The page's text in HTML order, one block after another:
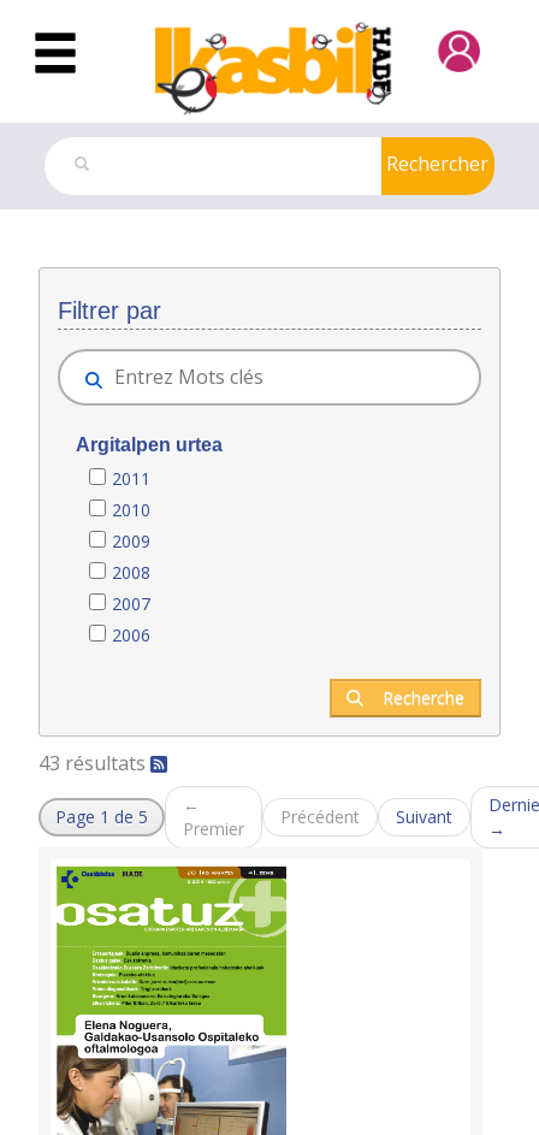
Saut au contenu principal
Rechercher
Filtrer par
Argitalpen urtea
2011
2010
2009
2008
2007
2006
Recherche
43 résultats
Page 1 de 5
←
Premier
Précédent Suivant
→